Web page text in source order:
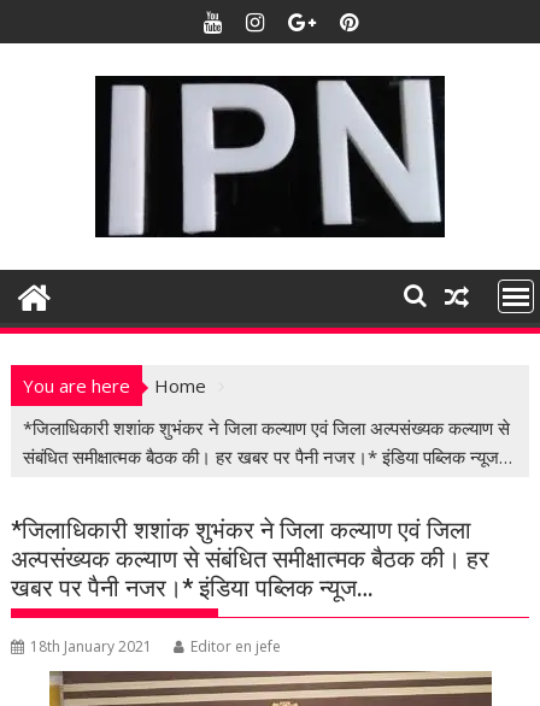
k
t
n
You are here
Home
*जिलाधिकारी शशांक शुभंकर ने जिला कल्याण एवं जिला अल्पसंख्यक कल्याण से
संबंधित समीक्षात्मक बैठक की। हर खबर पर पैनी नजर।* इंडिया पब्लिक न्यूज…
*जिलाधिकारी शशांक शुभंकर ने जिला कल्याण एवं जिला
अल्पसंख्यक कल्याण से संबंधित समीक्षात्मक बैठक की। हर
खबर पर पैनी नजर।* इंडिया पब्लिक न्यूज…
18th January 2021 Editor en jefe